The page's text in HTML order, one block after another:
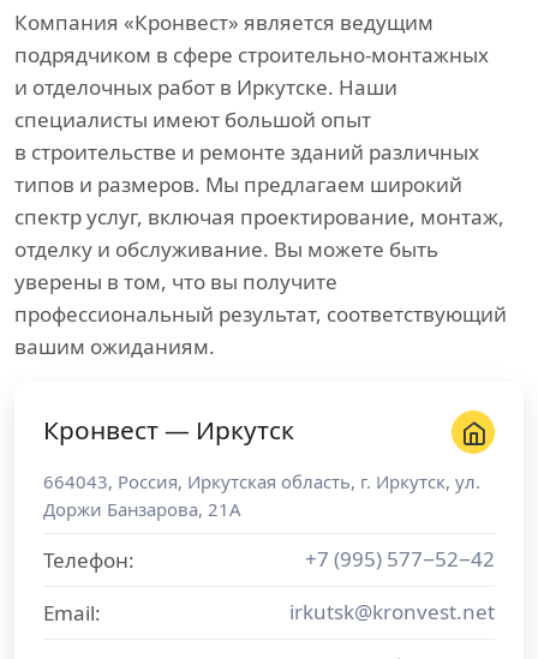
Компания «Кронвест» является ведущим
подрядчиком в сфере строительно-монтажных
и отделочных работ в Иркутске. Наши
специалисты имеют большой опыт
в строительстве и ремонте зданий различных
типов и размеров. Мы предлагаем широкий
спектр услуг, включая проектирование, монтаж,
отделку и обслуживание. Вы можете быть
уверены в том, что вы получите
профессиональный результат, соответствующий
вашим ожиданиям.
Кронвест — Иркутск
664043, Россия, Иркутская область, г. Иркутск, ул.
Доржи Банзарова, 21А
Телефон:
+7 (995) 577−52−42
Email:
irkutsk@kronvest.net